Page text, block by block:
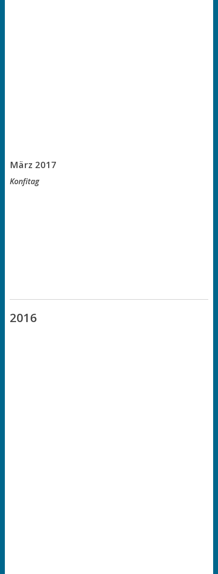
März 2017
Konfitag
2016